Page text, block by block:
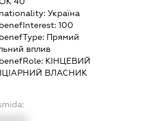
Україна
100
Прямий
вплив
КІНЦЕВИЙ
ВЛАСНИК